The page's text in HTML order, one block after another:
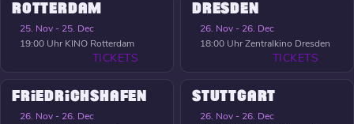
ROTTERDAM
25. Nov - 25. Dec
19:00 Uhr KINO Rotterdam
TICKETS
DRESDEN
26. Nov - 26. Dec
18:00 UhrZentralkino Dresden
TICKETS
FRIEDRICHSHAFEN
26. Nov - 26. Dec
STUTTGART
26. Nov - 26. Dec